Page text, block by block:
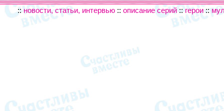
::новости, статьи, интервью :: описание серий::герои::